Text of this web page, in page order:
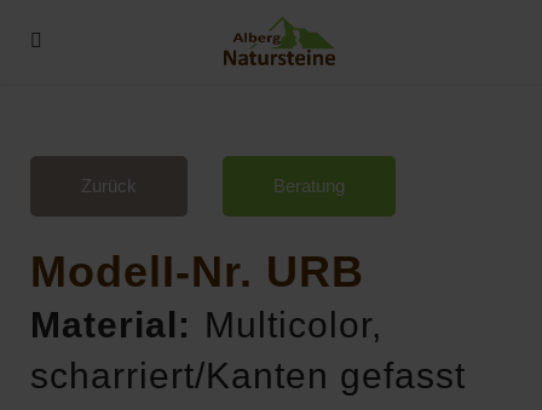
Zurück Beratung
ModelI-Nr. URB
Material: Multicolor,
scharriert/Kanten gefasst